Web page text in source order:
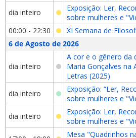
dia inteiro
Exposição: Ler,
sobre mulheres e
00:00 - 22:30
XI Semana de
6 de Agosto de 2026
dia inteiro
A cor e o gênero da
Maria Gonçalves na
Letras (2025)
dia inteiro
Exposição: “Ler,
sobre mulheres e
dia inteiro
Exposição: Ler,
sobre mulheres e
Mesa "Quadrinhos